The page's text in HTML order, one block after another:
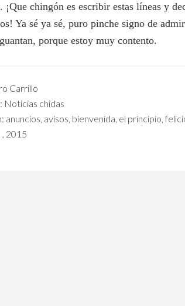
¡Que chingón es escribir estas líneas y
Ya sé ya sé, puro pinche signo de
porque estoy muy contento.
Carrillo
Noticias chidas
anuncios, avisos, bienvenida, el principio,
2015